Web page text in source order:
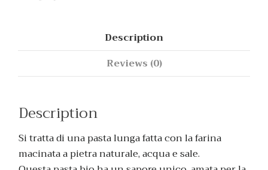
Description
Reviews (0)
Description
Si tratta di una pasta lunga fatta con la farina
macinata a pietra naturale, acqua e sale.